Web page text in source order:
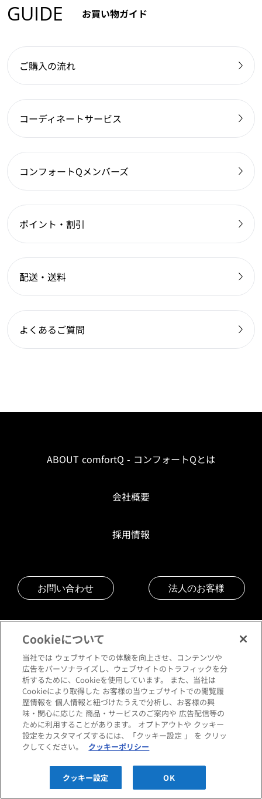
GUIDE お買い物ガイド
ご購入の流れ
コーディネートサービス
コンフォートQメンバーズ
ポイント・割引
配送・送料
よくあるご質問
ABOUT comfortQ - コンフォートQとは
会社概要
採用情報
お問い合わせ 法人のお客様
ご利用規約
プライバシーポリシー
クッキーポリシー
Cookieについて
当社では ウェブサイトでの体験を向上させ、コンテンツや
広告をパーソナライズし、ウェブサイトのトラフィックを分
析するために、Cookieを使用しています。 また、当社は
Cookieにより取得した お客様の当ウェブサイトでの閲覧履
歴情報を 個人情報と紐づけたうえで分析し、お客様の興
味・関心に応じた 商品・サービスのご案内や 広告配信等の
ために利用することがあります。 オプトアウトや クッキー
設定をカスタマイズするには、「クッキー設定 」 を クリッ
クしてください。
クッキーポリシー
クッキー設定 OK